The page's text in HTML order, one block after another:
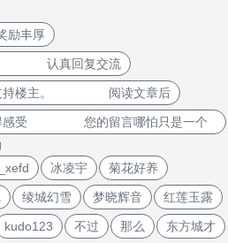
励丰厚
！ 认真回复交流
支持楼主。 阅读文章后
得感受 您的留言哪怕只是一个
冰凌宇 菊花好养
绫城幻雪 梦晓辉音 红莲玉露
kudo123 不过 那么 东方城才